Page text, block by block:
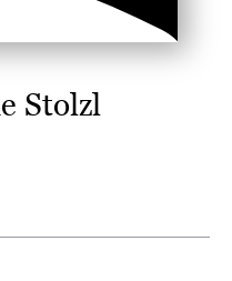
Stolzl